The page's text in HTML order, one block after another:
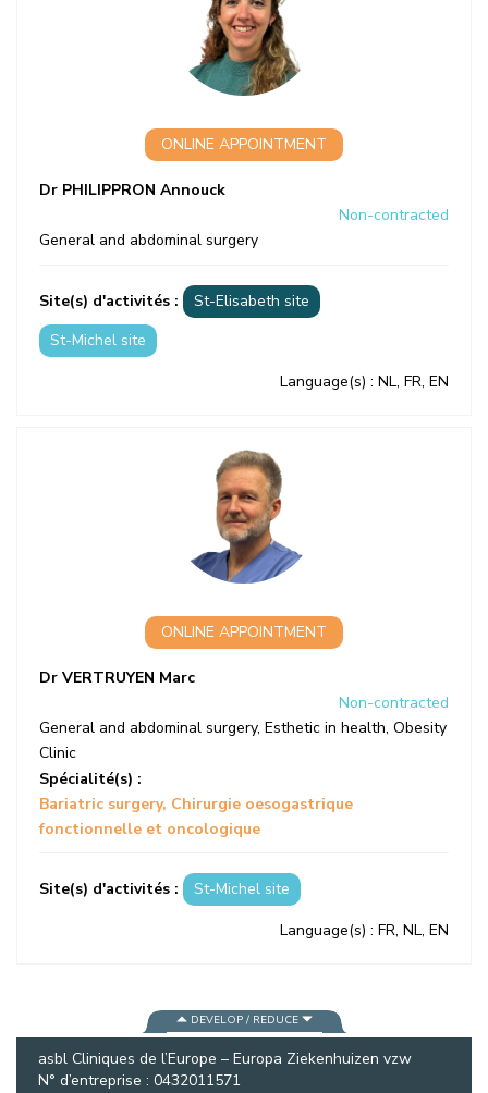
ONLINE APPOINTMENT
Dr PHILIPPRON Annouck
Non-contracted
General and abdominal surgery
Site(s) d'activités :
St-Elisabeth site
St-Michel site
Language(s) : NL, FR, EN
ONLINE APPOINTMENT
Dr VERTRUYEN Marc
Non-contracted
General and abdominal surgery, Esthetic in health, Obesity
Clinic
Spécialité(s) :
Bariatric surgery Chirurgie oesogastrique
fonctionnelle et oncologique
Site(s) d'activités :
St-Michel site
Language(s) : FR, NL, EN
DEVELOP / REDUCE
asbl Cliniques de l’Europe – Europa Ziekenhuizen vzw
N° d’entreprise : 0432011571